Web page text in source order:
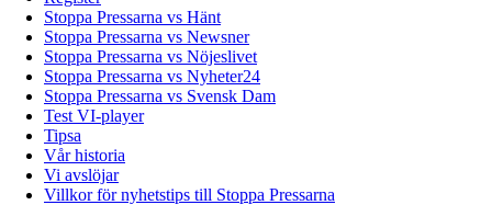
Stoppa Pressarna vs Hänt
Stoppa Pressarna vs Newsner
Stoppa Pressarna vs Nöjeslivet
Stoppa Pressarna vs Nyheter24
Stoppa Pressarna vs Svensk Dam
Test VI-player
Tipsa
Vår historia
Vi avslöjar
Villkor för nyhetstips till Stoppa Pressarna